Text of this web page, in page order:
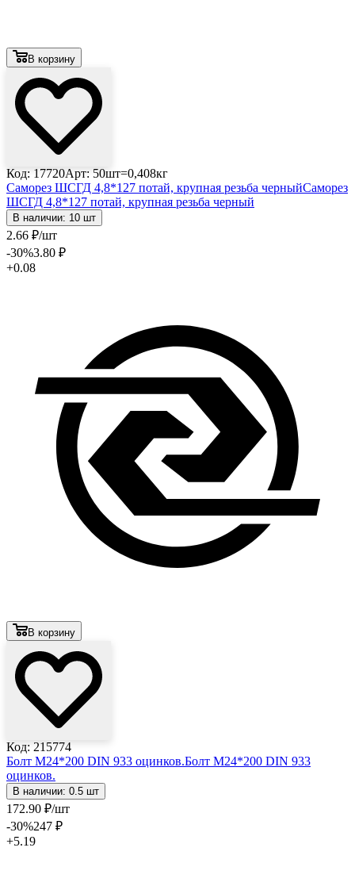
В корзину
Код: 17720Арт: 50шт=0,408кг
Саморез ШСГД 4,8*127 потай, крупная резьба черныйСаморез
ШСГД 4,8*127 потай, крупная резьба черный
В наличии: 10 шт
2.66 ₽/шт
-30%3.80 ₽
+0.08
В корзину
Код: 215774
Болт М24*200 DIN 933 оцинков.Болт М24*200 DIN 933
оцинков.
В наличии: 0.5 шт
172.90 ₽/шт
-30%247 ₽
+5.19